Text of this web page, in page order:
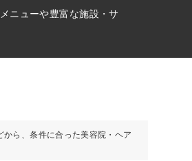
ニューや豊富な施設・サ
ら、条件に合った美容院・ヘア